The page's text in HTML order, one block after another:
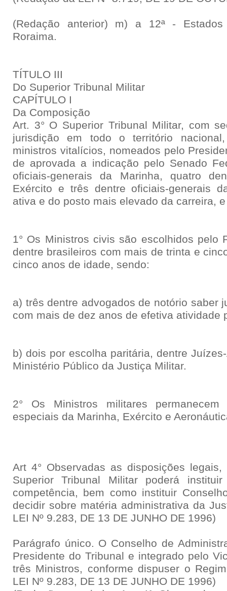
(Redação anterior) m) a 12ª -
Roraima.
TÍTULO III
Do Superior Tribunal Militar
CAPÍTULO I
Da Composição
Art. 3° O Superior Tribunal Militar, com
jurisdição em todo o território
ministros vitalícios, nomeados pelo
de aprovada a indicação pelo Senado
oficiais-generais da Marinha, quatro
Exército e três dentre oficiais-generais
ativa e do posto mais elevado da carreira,
1° Os Ministros civis são escolhidos pelo
dentre brasileiros com mais de trinta e
cinco anos de idade, sendo:
a) três dentre advogados de notório saber
com mais de dez anos de efetiva atividade
b) dois por escolha paritária, dentre
Ministério Público da Justiça Militar.
2° Os Ministros militares
especiais da Marinha, Exército e
Art 4° Observadas as disposições
Superior Tribunal Militar poderá
competência, bem como instituir
decidir sobre matéria administrativa da
LEI Nº 9.283, DE 13 DE JUNHO DE 1996)
Parágrafo único. O Conselho de
Presidente do Tribunal e integrado pelo
três Ministros, conforme dispuser o
LEI Nº 9.283, DE 13 DE JUNHO DE 1996)